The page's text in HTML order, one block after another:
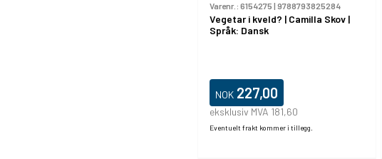
Varenr.: 6154275 | 9788793825284
Vegetar i kveld? | Camilla Skov |
Språk: Dansk
NOK 227,00
eksklusiv MVA 181,60
Eventuelt frakt kommer i tillegg.